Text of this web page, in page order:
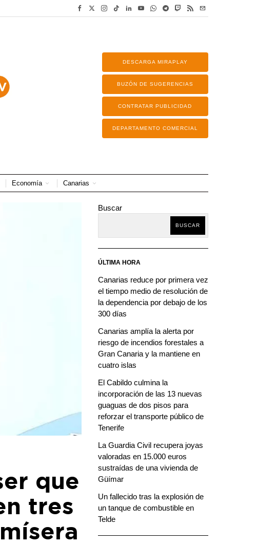
DESCARGA MIRAPLAY
BUZÓN DE SUGERENCIAS
CONTRATAR PUBLICIDAD
DEPARTAMENTO COMERCIAL
Economía Canarias
que
tres
Buscar
BUSCAR
ÚLTIMA HORA
Canarias reduce por primera vez
el tiempo medio de resolución de
la dependencia por debajo de los
300 días
Canarias amplía la alerta por
riesgo de incendios forestales a
Gran Canaria y la mantiene en
cuatro islas
El Cabildo culmina la
incorporación de las 13 nuevas
guaguas de dos pisos para
reforzar el transporte público de
Tenerife
La Guardia Civil recupera joyas
valoradas en 15.000 euros
sustraídas de una vivienda de
Güímar
Un fallecido tras la explosión de
un tanque de combustible en
Telde